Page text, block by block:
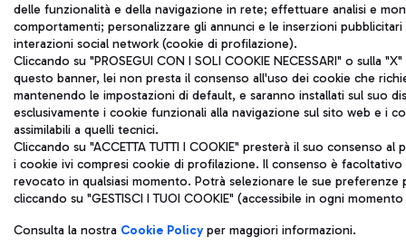
delle funzionalità e della navigazione in rete; effettuare analisi e
comportamenti; personalizzare gli annunci e le inserzioni
interazioni social network (cookie di profilazione).
Cliccando su "PROSEGUI CON I SOLI COOKIE NECESSARI" o sulla
questo banner, lei non presta il consenso all'uso dei cookie che
mantenendo le impostazioni di default, e saranno installati sul suo
esclusivamente i cookie funzionali alla navigazione sul sito web e i
assimilabili a quelli tecnici.
Cliccando su "ACCETTA TUTTI I COOKIE" presterà il suo consenso
i cookie ivi compresi cookie di profilazione. Il consenso è facoltativo
revocato in qualsiasi momento. Potrà selezionare le sue preferenze
cliccando su "GESTISCI I TUOI COOKIE" (accessibile in ogni
Consulta la nostra Cookie Policyper maggiori informazioni.